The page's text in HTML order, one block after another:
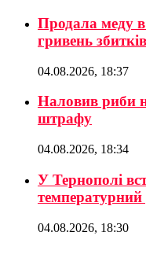
Продала меду в
гривень збитків
04.08.2026, 18:37
Наловив риби
штрафу
04.08.2026, 18:34
У Тернополі
температурний
04.08.2026, 18:30